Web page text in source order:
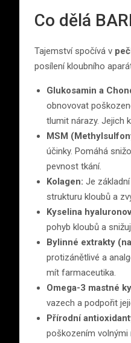
Co dělá
Tajemství spočívá v
posílení kloubního
Glukosamin a
obnovovat
tlumit nárazy. Jejich
MSM
účinky. Pomáhá
pevnost tkání.
Kolagen: Je
strukturu kloubů a
Kyselina
pohyb kloubů a
Bylinné extrakty
protizánětlivé a
mít farmaceutika.
Omega-3 mastné
vazech a podpořit
Přírodní
poškozením volnými